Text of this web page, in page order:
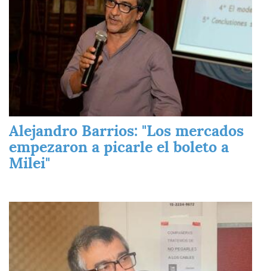
Alejandro Barrios: "Los mercados
empezaron a picarle el boleto a
Milei"